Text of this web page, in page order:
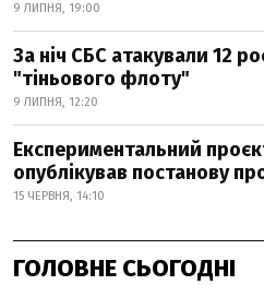
9 ЛИПНЯ, 19:00
За ніч СБС атакували 12
"тіньового флоту"
9 ЛИПНЯ, 12:20
Експериментальний
опублікував постанову
15 ЧЕРВНЯ, 14:10
ГОЛОВНЕ СЬОГОДНІ